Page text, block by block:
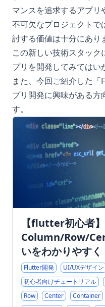
マンスを追求するアプ
不可欠なプロジェクト
討する価値は十分にあり
この新しい技術スタッ
プリを開発してみてはい
また、今回ご紹介した
プリ開発に興味がある
す。
【flutter初心者】
Column/Row/
いをわかりやすく
Flutter開発 UI/UXデザイン
初心者向けチュートリアル
Row
Center Container